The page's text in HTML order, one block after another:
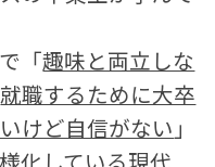
「趣味と両立しな
就職するために大卒
けど自信がない 」